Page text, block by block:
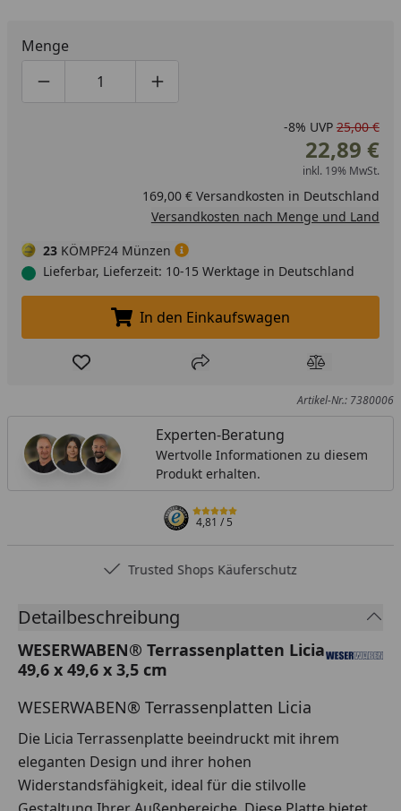
Menge
Produktmenge um eins verringern
Produktmenge manuell eingeben
Produktmenge um eins erhöhen
-8% UVP 25,00 €
22,89 €
inkl. 19% MwSt.
169,00 € Versandkosten in Deutschland
Versandkosten nach Menge und Land
23 KÖMPF24 Münzen
Lieferbar, Lieferzeit: 10-15 Werktage in Deutschland
In den Einkaufswagen legen
In den Einkaufswagen
Produkt zur Wunschliste hinzufügen
Teilen Produkt
Artikel-Nr.: 7380006
Experten-Beratung
Wertvolle Informationen zu diesem
Produkt erhalten.
4,81/ 5
Trusted Shops Käuferschutz
Detailbeschreibung
WESERWABEN® Terrassenplatten Licia
49,6 x 49,6 x 3,5 cm
WESERWABEN® Terrassenplatten Licia
Die Licia Terrassenplatte beeindruckt mit ihrem
eleganten Design und ihrer hohen
Widerstandsfähigkeit, ideal für die stilvolle